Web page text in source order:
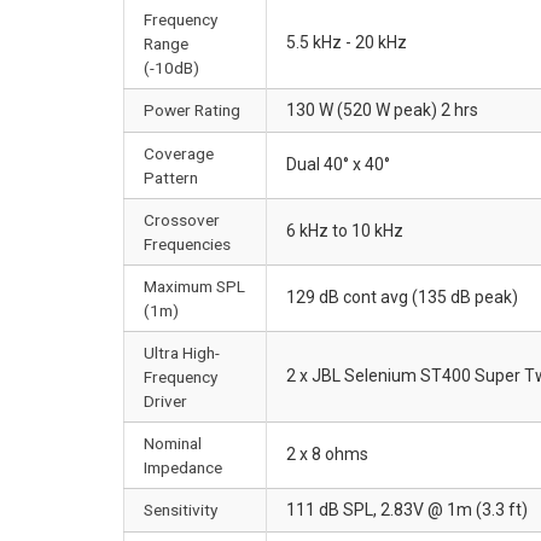
Frequency
Range
(-10dB)
5.5 kHz - 20 kHz
Power Rating 130 W (520 W peak) 2 hrs
Coverage
Pattern
Dual 40° x 40°
Crossover
Frequencies
6 kHz to 10 kHz
Maximum SPL
(1m)
129 dB cont avg (135 dB peak)
Ultra High-
Frequency
Driver
2 x JBL Selenium ST400 Super
Nominal
Impedance
2 x 8 ohms
Sensitivity 111 dB SPL, 2.83V @ 1m (3.3 ft)